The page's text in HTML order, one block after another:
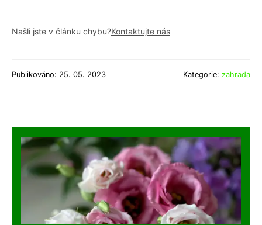
Našli jste v článku chybu?Kontaktujte nás
Publikováno: 25. 05. 2023 Kategorie: zahrada